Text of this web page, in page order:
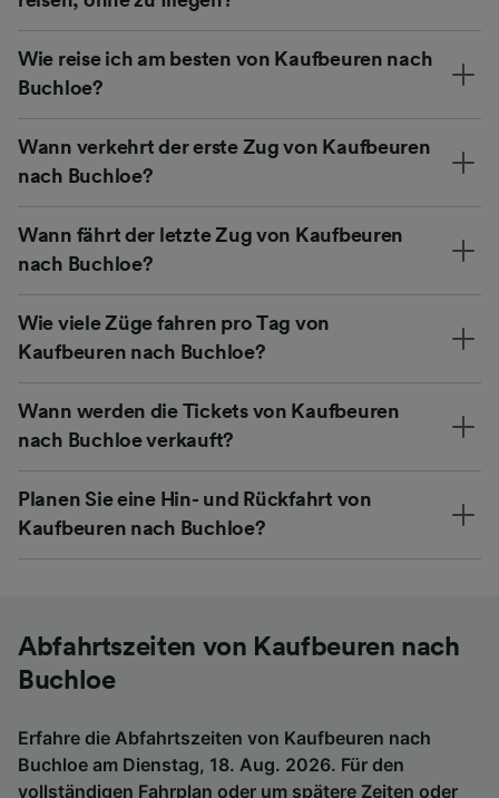
Wie reise ich am besten von Kaufbeuren nach
Buchloe?
Wann verkehrt der erste Zug von Kaufbeuren
nach Buchloe?
Wann fährt der letzte Zug von Kaufbeuren
nach Buchloe?
Wie viele Züge fahren pro Tag von
Kaufbeuren nach Buchloe?
Wann werden die Tickets von Kaufbeuren
nach Buchloe verkauft?
Planen Sie eine Hin- und Rückfahrt von
Kaufbeuren nach Buchloe?
Abfahrtszeiten von Kaufbeuren nach
Buchloe
Erfahre die Abfahrtszeiten von Kaufbeuren nach
Buchloe am Dienstag, 18. Aug. 2026. Für den
vollständigen Fahrplan oder um spätere Zeiten oder